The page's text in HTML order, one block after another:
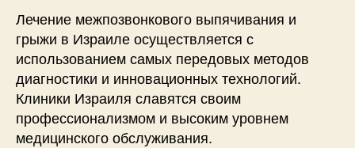
Лечение межпозвонкового выпячивания и
грыжи в Израиле осуществляется с
использованием самых передовых методов
диагностики и инновационных технологий.
Клиники Израиля славятся своим
профессионализмом и высоким уровнем
медицинского обслуживания.